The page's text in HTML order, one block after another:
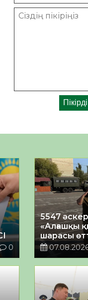
0
5547
«Алғашқы
шарасы